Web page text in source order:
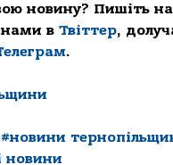
новину? Пишіть
в Твіттер,
.
#новини
новини